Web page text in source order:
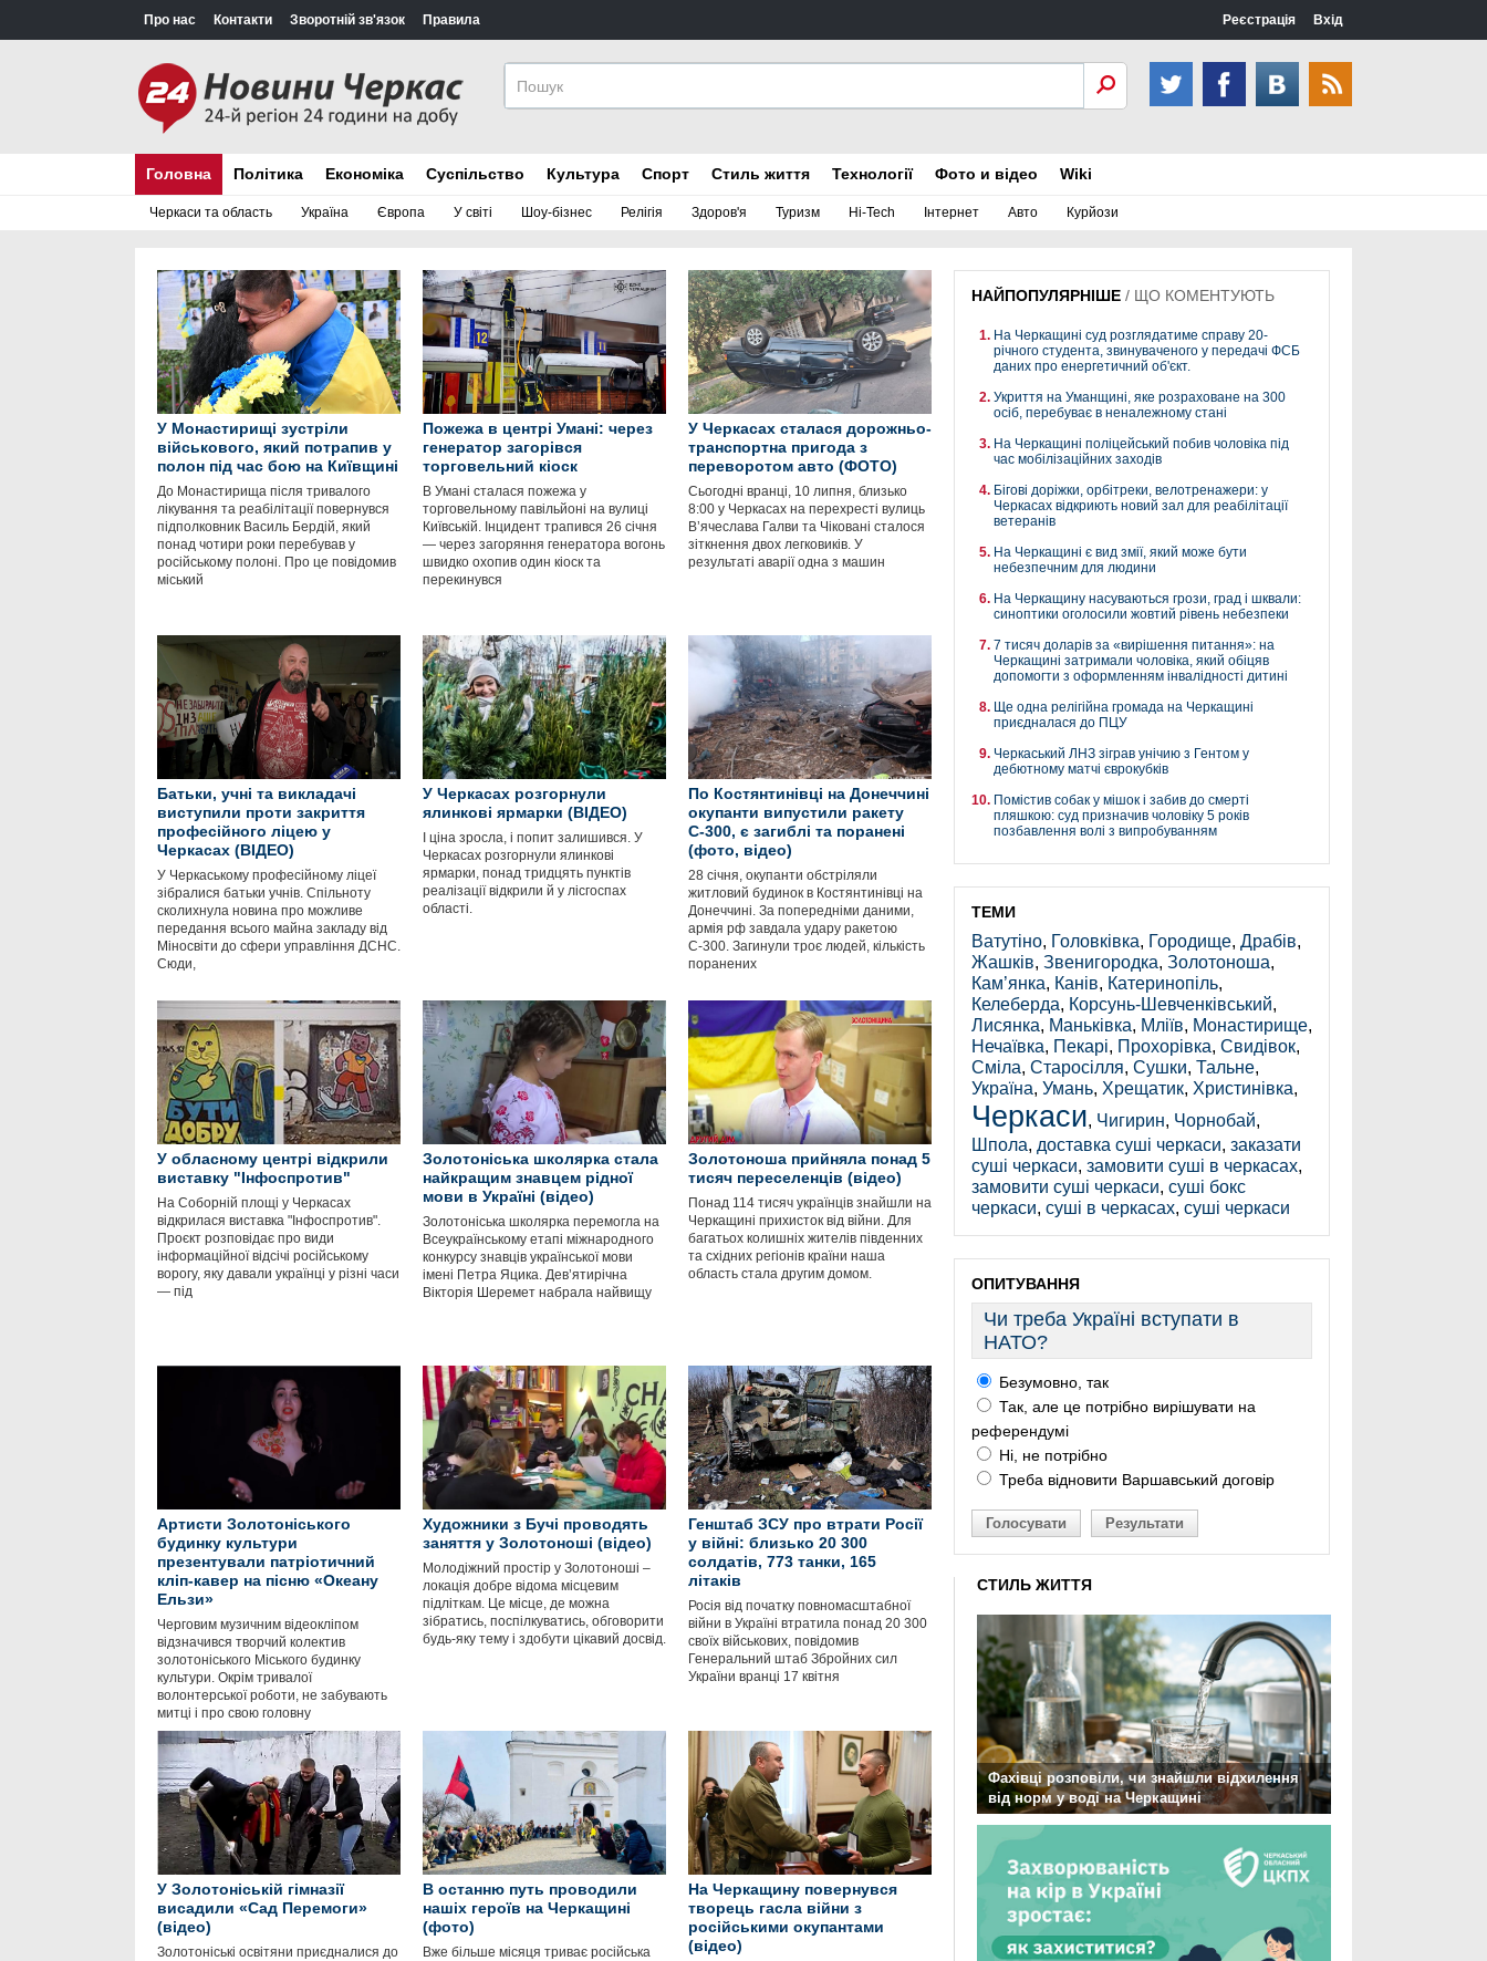
Про нас Контакти Зворотній зв'язок Правила Реєстрація Вхід
Головна
Черкаси та область Україна Європа У світі Шоу-бізнес Релігія Здоров'я Туризм Hi-Tech Інтернет Авто Курйози
Політика Економіка Суспільство Культура Спорт Стиль життя Технології Фото и відео Wiki
У Монастирищі зустріли
військового, який потрапив у
полон під час бою на Київщині
До Монастирища після тривалого
лікування та реабілітації повернувся
підполковник Василь Бердій, який
понад чотири роки перебував у
російському полоні. Про це повідомив
міський
Пожежа в центрі Умані: через
генератор загорівся
торговельний кіоск
В Умані сталася пожежа у
торговельному павільйоні на вулиці
Київській. Інцидент трапився 26 січня
— через загоряння генератора вогонь
швидко охопив один кіоск та
перекинувся
У Черкасах сталася дорожньо-
транспортна пригода з
переворотом авто (ФОТО)
Сьогодні вранці, 10 липня, близько
8:00 у Черкасах на перехресті вулиць
В’ячеслава Галви та Чіковані сталося
зіткнення двох легковиків. У
результаті аварії одна з машин
Батьки, учні та викладачі
виступили проти закриття
професійного ліцею у
Черкасах (ВІДЕО)
У Черкаському професійному ліцеї
зібралися батьки учнів. Спільноту
сколихнула новина про можливе
передання всього майна закладу від
Міносвіти до сфери управління ДСНС.
Сюди,
У Черкасах розгорнули
ялинкові ярмарки (ВІДЕО)
І ціна зросла, і попит залишився. У
Черкасах розгорнули ялинкові
ярмарки, понад тридцять пунктів
реалізації відкрили й у лісгоспах
області.
По Костянтинівці на Донеччині
окупанти випустили ракету
С-300, є загиблі та поранені
(фото, відео)
28 січня, окупанти обстріляли
житловий будинок в Костянтинівці на
Донеччині. За попередніми даними,
армія рф завдала удару ракетою
С-300. Загинули троє людей, кількість
поранених
У обласному центрі відкрили
виставку "Інфоспротив"
На Соборній площі у Черкасах
відкрилася виставка "Інфоспротив".
Проєкт розповідає про види
інформаційної відсічі російському
ворогу, яку давали українці у різні часи
— під
Золотоніська школярка стала
найкращим знавцем рідної
мови в Україні (відео)
Золотоніська школярка перемогла на
Всеукраїнському етапі міжнародного
конкурсу знавців української мови
імені Петра Яцика. Дев’ятирічна
Вікторія Шеремет набрала найвищу
Золотоноша прийняла понад 5
тисяч переселенців (відео)
Понад 114 тисяч українців знайшли на
Черкащині прихисток від війни. Для
багатьох колишніх жителів південних
та східних регіонів країни наша
область стала другим домом.
Артисти Золотоніського
будинку культури
презентували патріотичний
кліп-кавер на пісню «Океану
Ельзи»
Черговим музичним відеокліпом
відзначився творчий колектив
золотоніського Міського будинку
культури. Окрім тривалої
волонтерської роботи, не забувають
митці і про свою головну
Художники з Бучі проводять
заняття у Золотоноші (відео)
Молодіжний простір у Золотоноші –
локація добре відома місцевим
підліткам. Це місце, де можна
зібратись, поспілкуватись, обговорити
будь-яку тему і здобути цікавий досвід.
Генштаб ЗСУ про втрати Росії
у війні: близько 20 300
солдатів, 773 танки, 165
літаків
Росія від початку повномасштабної
війни в Україні втратила понад 20 300
своїх військових, повідомив
Генеральний штаб Збройних сил
України вранці 17 квітня
У Золотоніській гімназії
висадили «Сад Перемоги»
(відео)
Золотоніські освітяни приєдналися до
В останню путь проводили
нашіх героїв на Черкащині
(фото)
Вже більше місяця триває російська
На Черкащину повернувся
творець гасла війни з
російськими окупантами
(відео)
НАЙПОПУЛЯРНІШЕ / ЩО КОМЕНТУЮТЬ
На Черкащині суд розглядатиме справу 20-
річного студента, звинуваченого у передачі ФСБ
даних про енергетичний об'єкт.
Укриття на Уманщині, яке розраховане на 300
осіб, перебуває в неналежному стані
На Черкащині поліцейський побив чоловіка під
час мобілізаційних заходів
Бігові доріжки, орбітреки, велотренажери: у
Черкасах відкриють новий зал для реабілітації
ветеранів
На Черкащині є вид змії, який може бути
небезпечним для людини
На Черкащину насуваються грози, град і шквали:
синоптики оголосили жовтий рівень небезпеки
7 тисяч доларів за «вирішення питання»: на
Черкащині затримали чоловіка, який обіцяв
допомогти з оформленням інвалідності дитині
Ще одна релігійна громада на Черкащині
приєдналася до ПЦУ
Черкаський ЛНЗ зіграв унічию з Гентом у
дебютному матчі єврокубків
Помістив собак у мішок і забив до смерті
пляшкою: суд призначив чоловіку 5 років
позбавлення волі з випробуванням
ТЕМИ
Ватутіно, Головківка, Городище, Драбів,
Жашків, Звенигородка, Золотоноша,
Кам’янка, Канів, Катеринопіль,
Келеберда, Корсунь-Шевченківський,
Лисянка, Маньківка, Мліїв, Монастирище,
Нечаївка, Пекарі, Прохорівка, Свидівок,
Сміла, Старосілля, Сушки, Тальне,
Україна, Умань, Хрещатик, Христинівка,
Черкаси, Чигирин, Чорнобай,
Шпола, доставка суші черкаси, заказати
суші черкаси, замовити суші в черкасах,
замовити суші черкаси, суші бокс
черкаси, суші в черкасах, суші черкаси
ОПИТУВАННЯ
Чи треба Україні вступати в
НАТО?
Безумовно, так
Так, але це потрібно вирішувати на
референдумі
Ні, не потрібно
Треба відновити Варшавський договір
Голосувати Результати
СТИЛЬ ЖИТТЯ
Фахівці розповіли, чи знайшли відхилення
від норм у воді на Черкащині